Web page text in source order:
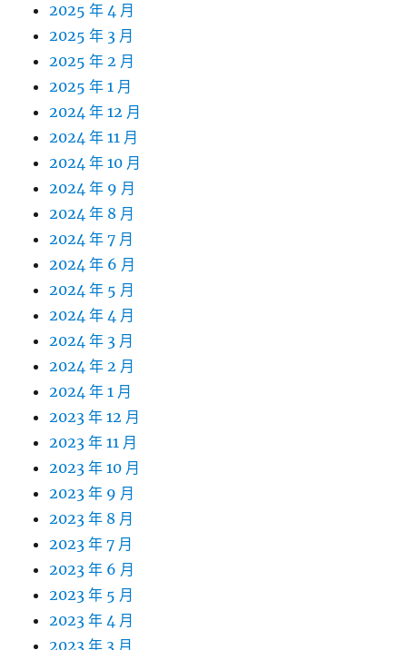
2025 年 4 月
2025 年 3 月
2025 年 2 月
2025 年 1 月
2024 年 12 月
2024 年 11 月
2024 年 10 月
2024 年 9 月
2024 年 8 月
2024 年 7 月
2024 年 6 月
2024 年 5 月
2024 年 4 月
2024 年 3 月
2024 年 2 月
2024 年 1 月
2023 年 12 月
2023 年 11 月
2023 年 10 月
2023 年 9 月
2023 年 8 月
2023 年 7 月
2023 年 6 月
2023 年 5 月
2023 年 4 月
2023 年 3 月